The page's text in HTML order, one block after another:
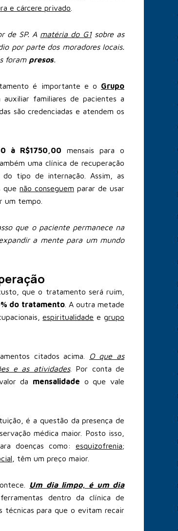
e cárcere privado
de SP. A matéria do G1sobre as
por parte dos moradores locais.
foram presos.
é importante e o Grupo
auxiliar familiares de pacientes a
são credenciadas e atendem os
à R$1750,00 mensais para o
uma clínica de recuperação
tipo de internação. Assim, as
que não conseguem parar de usar
um tempo.
que o paciente permanece na
a mente para um mundo
que o tratamento será ruim,
do tratamento. A outra metade
espiritualidade egrupo
citados acima.
O que as
e as atividades. Por conta de
da mensalidade o que vale
é a questão da presença de
médica maior. Posto isso,
doenças como: esquizofrenia;
, têm um preço maior.
Um dia limpo, é um dia
dentro da clínica de
técnicas para que o evitam recair